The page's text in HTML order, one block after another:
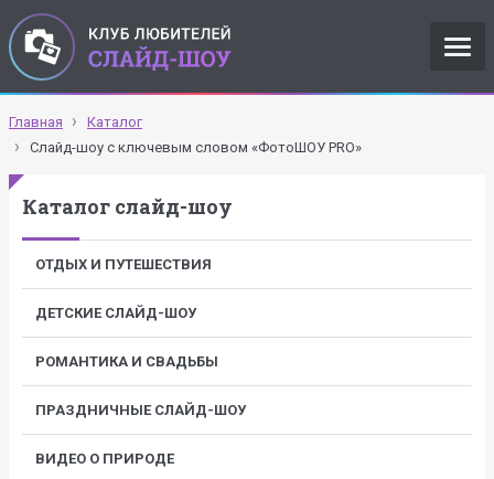
Главная
Каталог
Слайд-шоу с ключевым словом «ФотоШОУ PRO»
Каталог слайд-шоу
ОТДЫХ И ПУТЕШЕСТВИЯ
ДЕТСКИЕ СЛАЙД-ШОУ
РОМАНТИКА И СВАДЬБЫ
ПРАЗДНИЧНЫЕ СЛАЙД-ШОУ
ВИДЕО О ПРИРОДЕ